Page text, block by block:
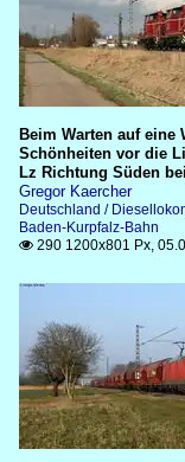
Beim Warten auf eine
Schönheiten vor die
Lz Richtung Süden
Gregor Kaercher
Deutschland /
Baden-Kurpfalz-Bahn
 290 1200x801 Px,